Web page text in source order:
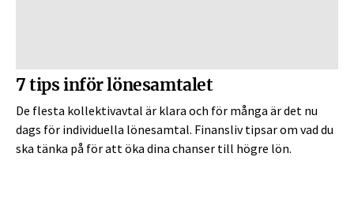
7 tips inför lönesamtalet
De flesta kollektivavtal är klara och för många är det nu
dags för individuella lönesamtal. Finansliv tipsar om vad du
ska tänka på för att öka dina chanser till högre lön.